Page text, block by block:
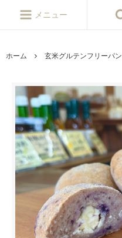
メニュー
ホーム 玄米グルテンフリーパン